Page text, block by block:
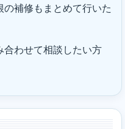
補修もまとめて行いた
合わせて相談したい方